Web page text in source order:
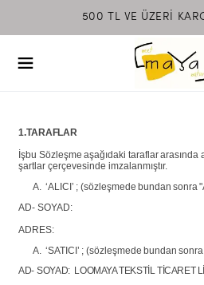
500 TL VE ÜZERİ
1.TARAFLAR
İşbu Sözleşme aşağıdaki taraflararasında
şartlar çerçevesinde imzalanmıştır.
A. ‘ALICI’ ; (sözleşmede bundan sonra
AD- SOYAD:
ADRES:
A. ‘SATICI’ ; (sözleşmede bundan sonra
AD- SOYAD: LOOMAYA TEKSTİL TİCARET